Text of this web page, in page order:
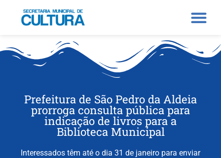
Prefeitura de São Pedro da Aldeia
prorroga consulta pública para
indicação de livros para a
Biblioteca Municipal
Interessados têm até o dia 31 de janeiro para enviar